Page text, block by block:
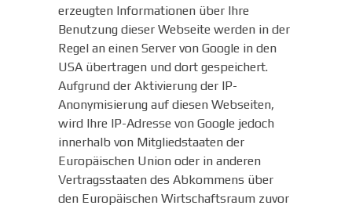
erzeugten Informationen über Ihre
Benutzung dieser Webseite werden in der
Regel an einen Server von Google in den
USA übertragen und dort gespeichert.
Aufgrund der Aktivierung der IP-
Anonymisierung auf diesen Webseiten,
wird Ihre IP-Adresse von Google jedoch
innerhalb von Mitgliedstaaten der
Europäischen Union oder in anderen
Vertragsstaaten des Abkommens über
den Europäischen Wirtschaftsraum zuvor